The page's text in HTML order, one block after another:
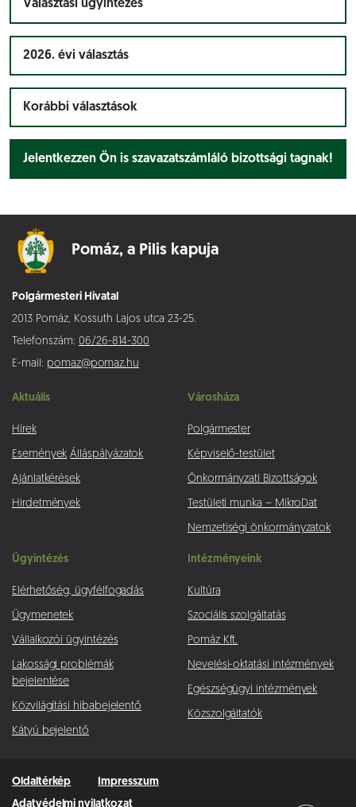
Választási ügyintézés
2026. évi választás
Korábbi választások
Jelentkezzen Ön is szavazatszámláló bizottsági tagnak!
Pomáz, a Pilis kapuja
Polgármesteri Hivatal
2013 Pomáz, Kossuth Lajos utca 23-25.
Telefonszám: 06/26-814-300
E-mail: pomaz@pomaz.hu
Aktuális
Hírek
Események Álláspályázatok
Ajánlatkérések
Hirdetmények
Városháza
Polgármester
Képviselő-testület
Önkormányzati Bizottságok
Testületi munka – MikroDat
Nemzetiségi önkormányzatok
Ügyintézés
Elérhetőség, ügyfélfogadás
Ügymenetek
Vállalkozói ügyintézés
Lakossági problémák
bejelentése
Közvilágítási hibabejelentő
Kátyú bejelentő
Intézményeink
Kultúra
Szociális szolgáltatás
Pomáz Kft.
Nevelési-oktatási intézmények
Egészségügyi intézmények
Közszolgáltatók
Oldaltérkép
Impresszum
Adatvédelmi nyilatkozat